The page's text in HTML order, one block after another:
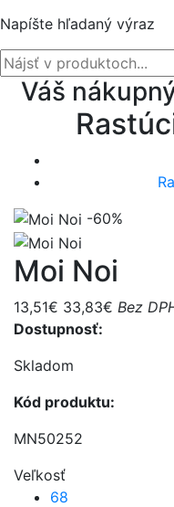
Napíšte hľadaný výraz
Váš
-60%
Moi Noi
13,51€ 33,83€ Bez
Dostupnosť:
Skladom
Kód produktu:
MN50252
Veľkosť
68